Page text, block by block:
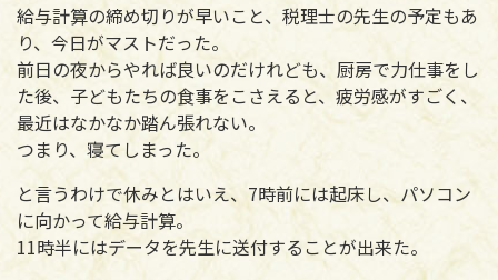
給与計算の締め切りが早いこと、税理士の先生の予定もあ
り、今日がマストだった。
前日の夜からやれば良いのだけれども、厨房で力仕事をし
た後、子どもたちの食事をこさえると、疲労感がすごく、
最近はなかなか踏ん張れない。
つまり、寝てしまった。
と言うわけで休みとはいえ、7時前には起床し、パソコン
に向かって給与計算。
11時半にはデータを先生に送付することが出来た。